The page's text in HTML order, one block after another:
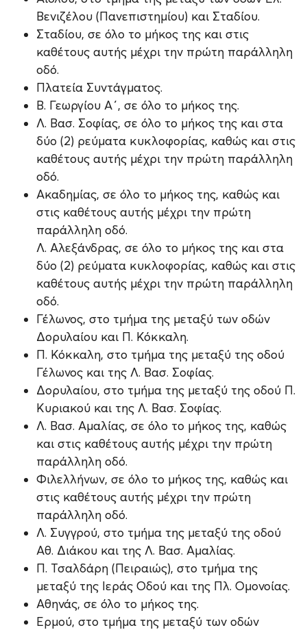
Βενιζέλου (Πανεπιστημίου) και Σταδίου.
Σταδίου, σε όλο το μήκος της και στις
καθέτους αυτής μέχρι την πρώτη παράλληλη
οδό.
Πλατεία Συντάγματος.
Β. Γεωργίου Α΄, σε όλο το μήκος της.
Λ. Βασ. Σοφίας, σε όλο το μήκος της και στα
δύο (2) ρεύματα κυκλοφορίας, καθώς και στις
καθέτους αυτής μέχρι την πρώτη παράλληλη
οδό.
Ακαδημίας, σε όλο το μήκος της, καθώς και
στις καθέτους αυτής μέχρι την πρώτη
παράλληλη οδό.
Λ. Αλεξάνδρας, σε όλο το μήκος της και στα
δύο (2) ρεύματα κυκλοφορίας, καθώς και στις
καθέτους αυτής μέχρι την πρώτη παράλληλη
οδό.
Γέλωνος, στο τμήμα της μεταξύ των οδών
Δορυλαίου και Π. Κόκκαλη.
Π. Κόκκαλη, στο τμήμα της μεταξύ της οδού
Γέλωνος και της Λ. Βασ. Σοφίας.
Δορυλαίου, στο τμήμα της μεταξύ της οδού Π.
Κυριακού και της Λ. Βασ. Σοφίας.
Λ. Βασ. Αμαλίας, σε όλο το μήκος της, καθώς
και στις καθέτους αυτής μέχρι την πρώτη
παράλληλη οδό.
Φιλελλήνων, σε όλο το μήκος της, καθώς και
στις καθέτους αυτής μέχρι την πρώτη
παράλληλη οδό.
Λ. Συγγρού, στο τμήμα της μεταξύ της οδού
Αθ. Διάκου και της Λ. Βασ. Αμαλίας.
Π. Τσαλδάρη (Πειραιώς), στο τμήμα της
μεταξύ της Ιεράς Οδού και της Πλ. Ομονοίας.
Αθηνάς, σε όλο το μήκος της.
Ερμού, στο τμήμα της μεταξύ των οδών